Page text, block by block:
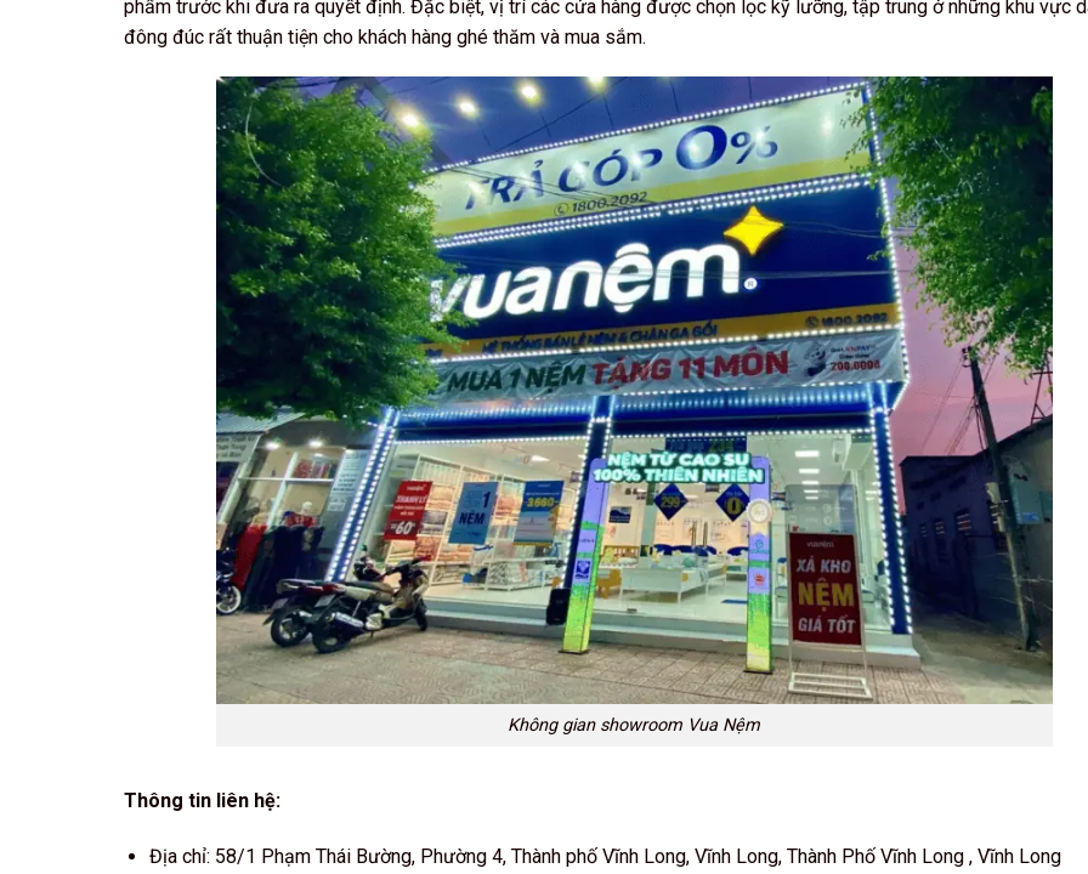
phẩm trước khi đưa ra quyết định. Đặc biệt, vị trí các cửa hàng được chọn lọc kỹ lưỡng, tập trung ở những khu vực
đông đúc rất thuận tiện cho khách hàng ghé thăm và mua sắm.
Không gian showroom Vua Nệm
Thông tin liên hệ:
Địa chỉ: 58/1 Phạm Thái Bường, Phường 4, Thành phố Vĩnh Long, Vĩnh Long, Thành Phố Vĩnh Long , Vĩnh Long